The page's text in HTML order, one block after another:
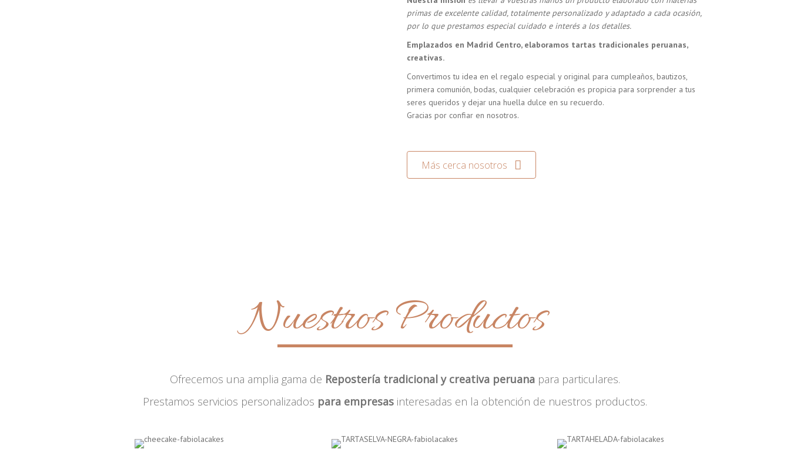
primas de excelente calidad, totalmente personalizado y adaptado a cada ocasión,
por lo que prestamos especial cuidado e interés a los detalles.
Emplazados en Madrid Centro, elaboramos tartas tradicionales peruanas,
creativas.
Convertimos tu idea en el regalo especial y original para cumpleaños, bautizos,
primera comunión, bodas, cualquier celebración es propicia para sorprender a tus
seres queridos y dejar una huella dulce en su recuerdo.
Gracias por confiar en nosotros.
Más cerca nosotros
Nuestros Productos
Ofrecemos una amplia gama de Repostería tradicional y creativa peruana para particulares.
Prestamos servicios personalizados para empresas interesadas en la obtención de nuestros productos.